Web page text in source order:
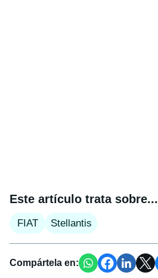
Este artículo trata sobre...
FIAT Stellantis
Compártela en: